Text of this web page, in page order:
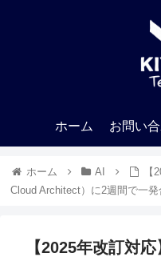
ホーム お問い
ホーム AI
Cloud Architect）に2週間で一
【2025年改訂対